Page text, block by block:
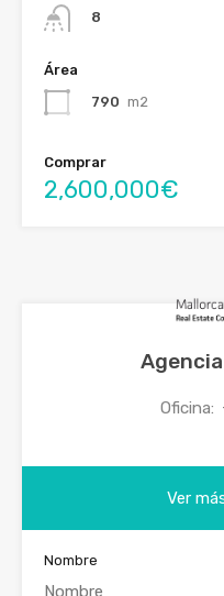
8
Área
790 m2
Comprar
2,600,000€
Oficina:
Ver
Nombre